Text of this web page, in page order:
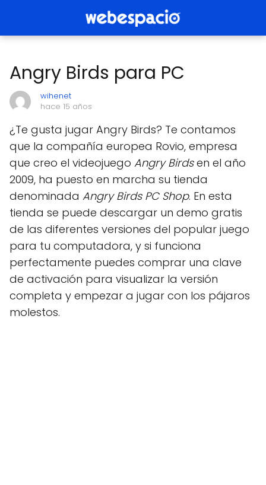
Angry Birds para PC
wihenet
hace 15 años
¿Te gusta jugar Angry Birds? Te contamos
que la compañía europea Rovio, empresa
que creo el videojuego Angry Birdsen el año
2009, ha puesto en marcha su tienda
denominada Angry Birds PC Shop. En esta
tienda se puede descargar un demo gratis
de las diferentes versiones del popular juego
para tu computadora, y si funciona
perfectamente puedes comprar una clave
de activación para visualizar la versión
completa y empezar a jugar con los pájaros
molestos.